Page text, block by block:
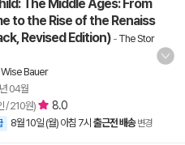
The Middle Ages: From
to the Rise of the Renaiss
Revised Edition)- The Stor
Wise Bauer
04월
/ 210원) 8.0
8월 10일 (월) 아침 7시 출근전 배송 변경